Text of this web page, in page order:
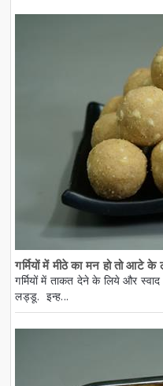
गर्मियों में मीठे का मन हो तो आटे
गर्मियों में ताकत देने के लिये और
लड्डू. इन्ह...